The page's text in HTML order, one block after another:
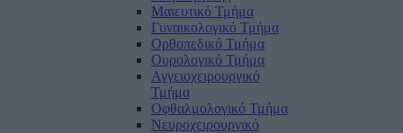
Μαιευτικό Τμήμα
Γυναικολογικό Τμήμα
Ορθοπεδικό Τμήμα
Ουρολογικό Τμήμα
Αγγειοχειρουργικό
Τμήμα
Οφθαλμολογικό Τμήμα
Νευροχειρουργικό